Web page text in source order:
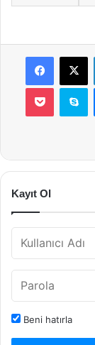
X
Pocket
Kayıt Ol
Beni hatırla